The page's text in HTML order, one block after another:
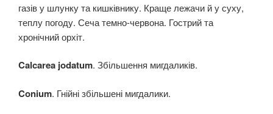
газів у шлунку та кишківнику. Краще лежачи й у суху,
теплу погоду. Сеча темно-червона. Гострий та
хронічний орхіт.
Calcarea jodatum. Збільшення мигдаликів.
Conium. Гнійні збільшені мигдалики.